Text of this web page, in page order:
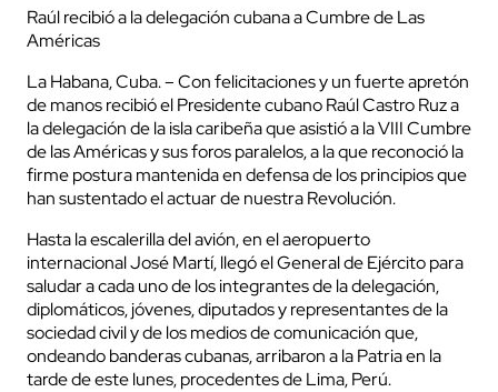
Raúl recibió a la delegación cubana a Cumbre de Las
Américas
La Habana, Cuba. – Con felicitaciones y un fuerte apretón
de manos recibió el Presidente cubano Raúl Castro Ruz a
la delegación de la isla caribeña que asistió a la VIII Cumbre
de las Américas y sus foros paralelos, a la que reconoció la
firme postura mantenida en defensa de los principios que
han sustentado el actuar de nuestra Revolución.
Hasta la escalerilla del avión, en el aeropuerto
internacional José Martí, llegó el General de Ejército para
saludar a cada uno de los integrantes de la delegación,
diplomáticos, jóvenes, diputados y representantes de la
sociedad civil y de los medios de comunicación que,
ondeando banderas cubanas, arribaron a la Patria en la
tarde de este lunes, procedentes de Lima, Perú.